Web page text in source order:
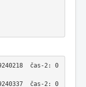
čas-2: 0
čas-2: 0